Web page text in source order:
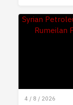
4 / 8 / 2026